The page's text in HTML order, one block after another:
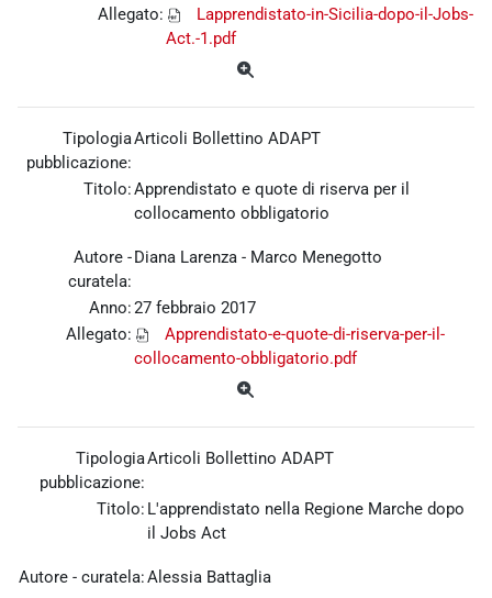
Allegato:
Lapprendistato-in-Sicilia-dopo-il-Jobs-
Act.-1.pdf
Tipologia
pubblicazione:
Articoli Bollettino ADAPT
Titolo:Apprendistato e quote di riserva per il
collocamento obbligatorio
Autore -
curatela:
Diana Larenza - Marco Menegotto
Anno:27 febbraio 2017
Allegato:
Apprendistato-e-quote-di-riserva-per-il-
collocamento-obbligatorio.pdf
Tipologia
pubblicazione:
Articoli Bollettino ADAPT
Titolo: L'apprendistato nella Regione Marche dopo
il Jobs Act
Autore - curatela:Alessia Battaglia